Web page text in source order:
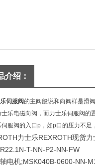
介绍：
伺服阀的主阀般说和向阀样是滑
士乐电磁向阀，而力士乐伺服阀的
伺服阀的入口p，如p口的压力不足
力士乐REXROTH现货力
T-NN-P2-NN-FW
电机;MSK040B-0600-NN-